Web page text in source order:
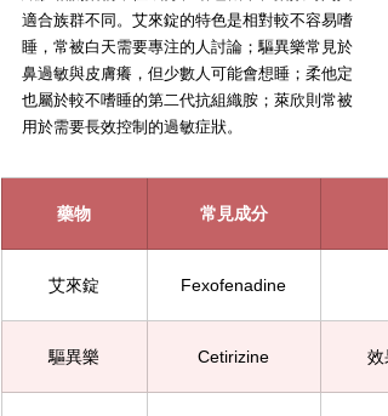
適合族群不同。艾來錠的特色是相對較不容易嗜
睡，常被白天需要專注的人討論；驅異樂常見於
鼻過敏與皮膚癢，但少數人可能會想睡；柔他定
也屬於較不嗜睡的第二代抗組織胺；萊欣則常被
用於需要長效控制的過敏症狀。
藥物 常見成分
艾來錠 Fexofenadine
驅異樂 Cetirizine 效